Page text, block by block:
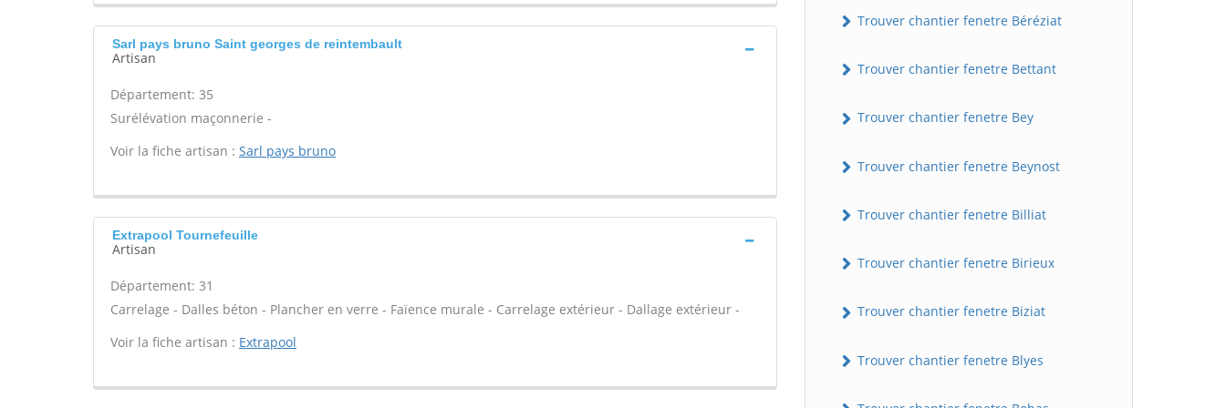
Sarl pays bruno Saint georges de reintembault
Artisan
Département: 35
Surélévation maçonnerie -
Voir la fiche artisan : Sarl pays bruno
Extrapool Tournefeuille
Artisan
Département: 31
Carrelage - Dalles béton - Plancher en verre - Faïence murale - Carrelage extérieur - Dallage extérieur -
Voir la fiche artisan : Extrapool
Trouver chantier fenetre Béréziat
Trouver chantier fenetre Bettant
Trouver chantier fenetre Bey
Trouver chantier fenetre Beynost
Trouver chantier fenetre Billiat
Trouver chantier fenetre Birieux
Trouver chantier fenetre Biziat
Trouver chantier fenetre Blyes